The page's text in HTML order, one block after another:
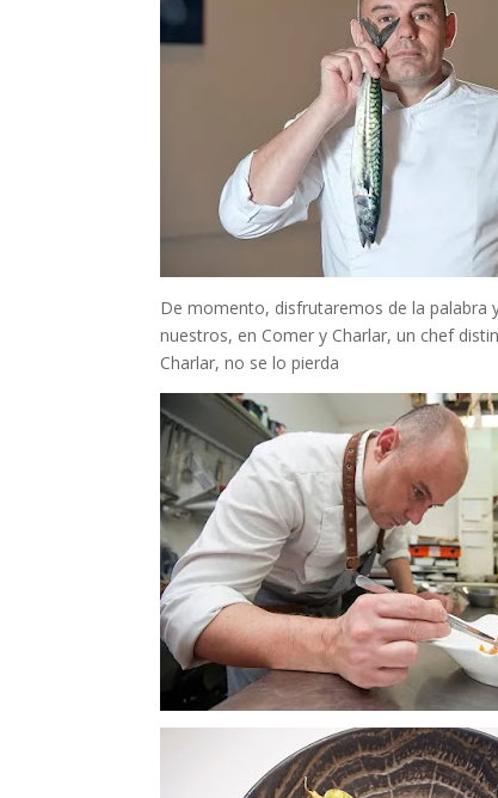
De momento, disfrutaremos de la palabra
nuestros, en Comer y Charlar, un chef
Charlar, no se lo pierda